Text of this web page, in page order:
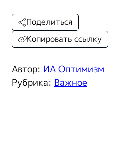
Автор: ИА Оптимизм
Рубрика: Важное
Поделиться
Копировать ссылку